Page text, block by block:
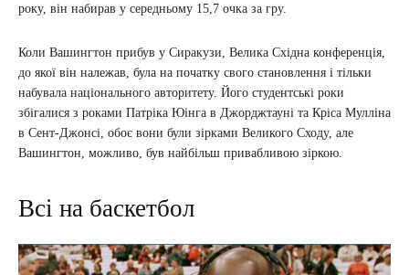
року, він набирав у середньому 15,7 очка за гру.
Коли Вашингтон прибув у Сиракузи, Велика Східна конференція,
до якої він належав, була на початку свого становлення і тільки
набувала національного авторитету. Його студентські роки
збігалися з роками Патріка Юінга в Джорджтауні та Кріса Мулліна
в Сент-Джонсі, обоє вони були зірками Великого Сходу, але
Вашингтон, можливо, був найбільш привабливою зіркою.
Всі на баскетбол